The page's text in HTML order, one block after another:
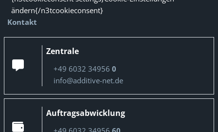
ändern{/n3tcookieconsent}
Kontakt
Zentrale
+49 6032 34956 0
info@additive-net.de
Auftragsabwicklung